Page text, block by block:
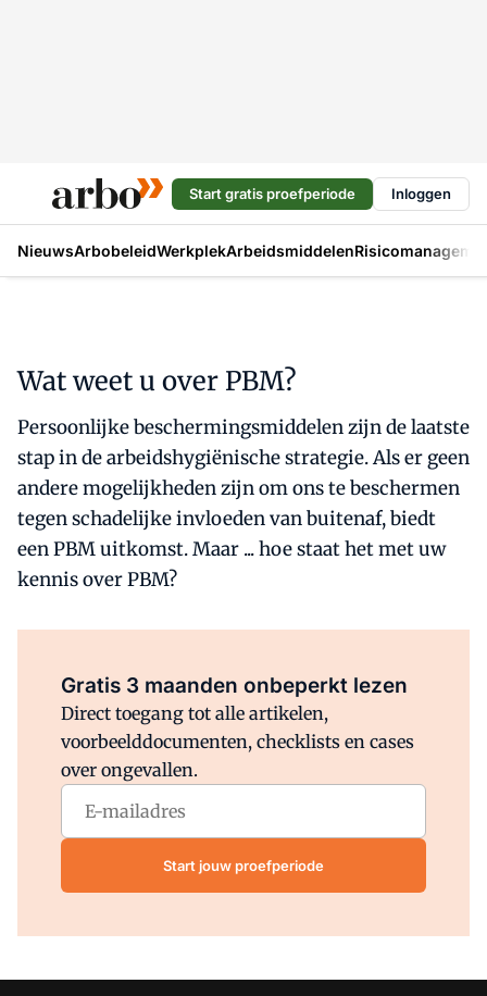
Start gratis proefperiode Inloggen
NieuwsArbobeleidWerkplekArbeidsmiddelen
Wat weet u over PBM?
Persoonlijke beschermingsmiddelen zijn de laatste
stap in de arbeidshygiënische strategie. Als er geen
andere mogelijkheden zijn om ons te beschermen
tegen schadelijke invloeden van buitenaf, biedt
een PBM uitkomst. Maar ... hoe staat het met uw
kennis over PBM?
Gratis 3 maanden onbeperkt lezen
Direct toegang tot alle artikelen,
voorbeelddocumenten, checklists en cases
over ongevallen.
Start jouw proefperiode